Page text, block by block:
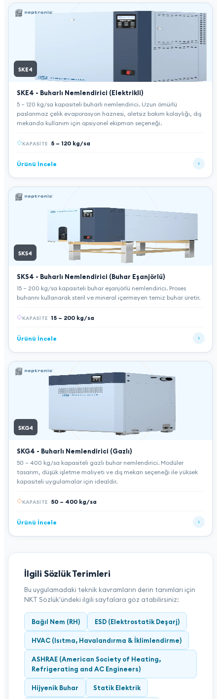
SKE4
SKE4 - Buharlı Nemlendirici (Elektrikli)
5 – 120 kg/sa kapasiteli buharlı nemlendirici. Uzun ömürlü
paslanmaz çelik evaporasyon haznesi, aletsiz bakım kolaylığı, dış
mekanda kullanım için opsiyonel ekipman seçeneği.
KAPASITE 5 – 120 kg/sa
Ürünü İncele
SKS4
SKS4 - Buharlı Nemlendirici (Buhar Eşanjörlü)
15 – 200 kg/sa kapasiteli buhar eşanjörlü nemlendirici. Proses
buharını kullanarak steril ve mineral içermeyen temiz buhar üretir.
KAPASITE 15 – 200 kg/sa
Ürünü İncele
SKG4
SKG4 - Buharlı Nemlendirici (Gazlı)
50 – 400 kg/sa kapasiteli gazlı buhar nemlendirici. Modüler
tasarım, düşük işletme maliyeti ve dış mekan seçeneği ile yüksek
kapasiteli uygulamalar için idealdir.
KAPASITE 50 – 400 kg/sa
Ürünü İncele
İlgili Sözlük Terimleri
Bu uygulamadaki teknik kavramların derin tanımları için
NKT Sözlük'ündeki ilgili sayfalara göz atabilirsiniz:
Bağıl Nem (RH) ESD (Elektrostatik Deşarj)
HVAC (Isıtma, Havalandırma & İklimlendirme)
ASHRAE (American Society of Heating,
Refrigerating and AC Engineers)
Hijyenik Buhar Statik Elektrik